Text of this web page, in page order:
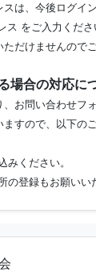
は、今後ログイ
をご入力くださ
だけませんので
場合の対応に
お問い合わせフ
すので、以下の
みください。
の登録もお願いい